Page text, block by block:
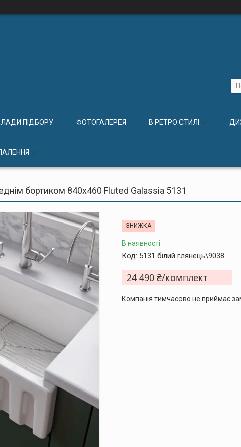
ПІДБОРУ ФОТОГАЛЕРЕЯ В РЕТРО СТИЛІ
бортиком 840x460 Fluted Galassia 5131
ЗНИЖКА
В наявності
Код: 5131 білий глянець\9038
24 490 ₴/комплект
Компанія тимчасово не приймає